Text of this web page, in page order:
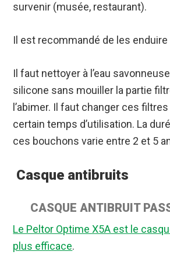
survenir (musée, restaurant).
Il est recommandé de les enduire
Il faut nettoyer à l’eau
silicone sans mouiller la partie
l’abimer. Il faut changer ces filtres
certain temps d’utilisation. La
ces bouchons varie entre 2 et 5
Casque antibruits
CASQUE ANTIBRUIT
Le Peltor Optime X5A est le
plus efficace.